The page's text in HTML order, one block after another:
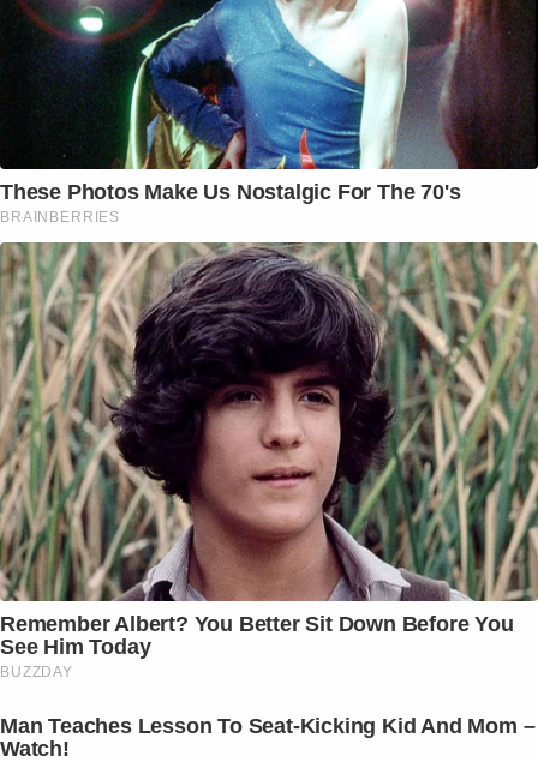
These Photos Make Us Nostalgic For The 70's
BRAINBERRIES
Remember Albert? You Better Sit Down Before You
See Him Today
BUZZDAY
Man Teaches Lesson To Seat-Kicking Kid And Mom –
Watch!